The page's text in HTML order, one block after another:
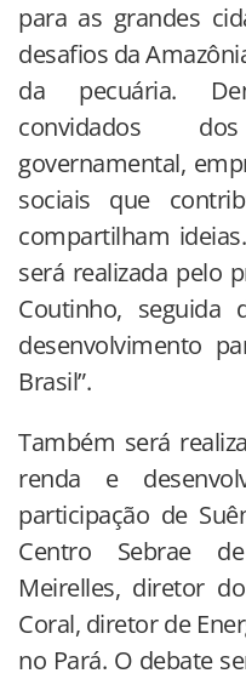
para as grandes
desafios da
da pecuária.
convidados
governamental,
sociais que
compartilham
será realizada pelo
Coutinho, seguida
desenvolvimento
Brasil”.
Também será
renda e
participação de
Centro Sebrae
Meirelles, diretor
Coral, diretor de
no Pará. O debate